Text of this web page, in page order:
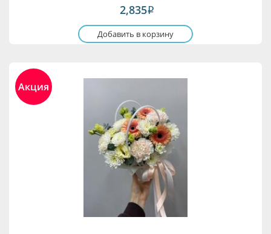
2,835i
Добавить в корзину
Акция